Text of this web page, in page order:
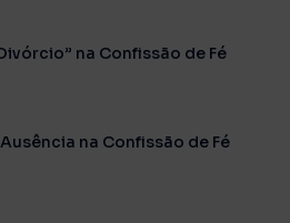
na Confissão de Fé
na Confissão de Fé